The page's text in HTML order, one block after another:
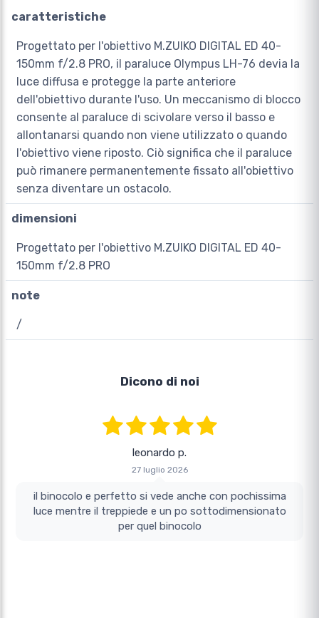
caratteristiche
Progettato per l'obiettivo M.ZUIKO DIGITAL ED 40-
150mm f/2.8 PRO, il paraluce Olympus LH-76 devia la
luce diffusa e protegge la parte anteriore
dell'obiettivo durante l'uso. Un meccanismo di blocco
consente al paraluce di scivolare verso il basso e
allontanarsi quando non viene utilizzato o quando
l'obiettivo viene riposto. Ciò significa che il paraluce
può rimanere permanentemente fissato all'obiettivo
senza diventare un ostacolo.
dimensioni
Progettato per l'obiettivo M.ZUIKO DIGITAL ED 40-
150mm f/2.8 PRO
note
/
Dicono di noi
leonardo p.
27 luglio 2026
il binocolo e perfetto si vede anche con pochissima
luce mentre il treppiede e un po sottodimensionato
per quel binocolo